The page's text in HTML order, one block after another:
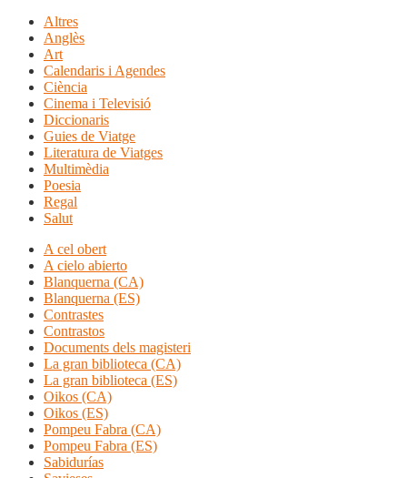
Altres
Anglès
Art
Calendaris i Agendes
Ciència
Cinema i Televisió
Diccionaris
Guies de Viatge
Literatura de Viatges
Multimèdia
Poesia
Regal
Salut
A cel obert
A cielo abierto
Blanquerna (CA)
Blanquerna (ES)
Contrastes
Contrastos
Documents dels magisteri
La gran biblioteca (CA)
La gran biblioteca (ES)
Oikos (CA)
Oikos (ES)
Pompeu Fabra (CA)
Pompeu Fabra (ES)
Sabidurías